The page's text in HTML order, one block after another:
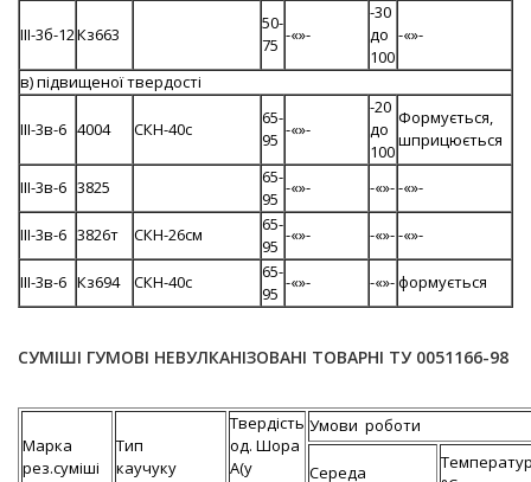
III-3б-12Кз663
50-
75 -«»-
-30
до
100
-«»-
в) підвищеної твердості
III-3в-6 4004 СКН-40с
65-
95 -«»-
-20
до
100
Формується,
шприцюється
III-3в-6 3825
65-
95
-«»- -«»--«»-
III-3в-6 3826т СКН-26см
65-
95
-«»- -«»--«»-
III-3в-6 Кз694 СКН-40с
65-
95
-«»- -«»-формується
СУМІШІ ГУМОВІ НЕВУЛКАНІЗОВАНІ ТОВАРНІ ТУ 0051166-98
Марка
рез.суміші
Тип
каучуку
Твердість
од. Шора
А(у
Умови роботи
Середа